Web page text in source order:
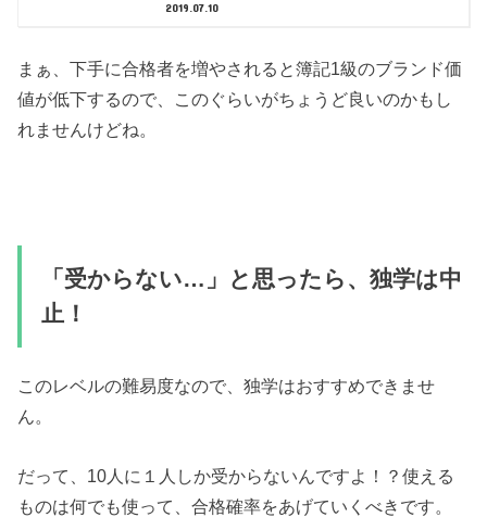
2019.07.10
まぁ、下手に合格者を増やされると簿記1級のブランド価
値が低下するので、このぐらいがちょうど良いのかもし
れませんけどね。
「受からない…」と思ったら、独学は中
止！
このレベルの難易度なので、独学はおすすめできませ
ん。
だって、10人に１人しか受からないんですよ！？使える
ものは何でも使って、合格確率をあげていくべきです。